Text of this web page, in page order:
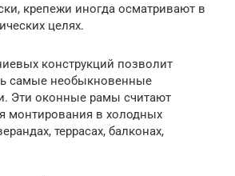
крепежи иногда осматривают в
целях.
конструкций позволит
самые необыкновенные
Эти оконные рамы считают
монтирования в холодных
террасах, балконах,